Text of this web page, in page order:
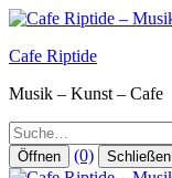
Zum
springen
Cafe Riptide
Musik – Kunst – Cafe
Suche
Öffnen (0) Schließen